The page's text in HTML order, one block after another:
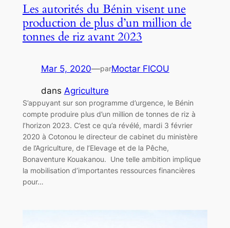
Les autorités du Bénin visent une
production de plus d’un million de
tonnes de riz avant 2023
Mar 5, 2020—parMoctar FICOU
dans Agriculture
S’appuyant sur son programme d’urgence, le Bénin
compte produire plus d’un million de tonnes de riz à
l’horizon 2023. C’est ce qu’a révélé, mardi 3 février
2020 à Cotonou le directeur de cabinet du ministère
de l’Agriculture, de l’Elevage et de la Pêche,
Bonaventure Kouakanou. Une telle ambition implique
la mobilisation d’importantes ressources financières
pour…